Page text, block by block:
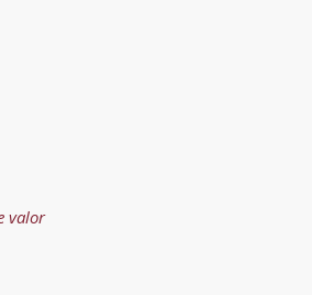
valor